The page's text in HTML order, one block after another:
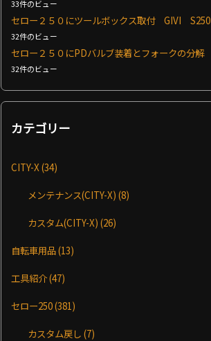
33件のビュー
セロー２５０にツールボックス取付 GIVI S250
32件のビュー
セロー２５０にPDバルブ装着とフォークの分解
32件のビュー
カテゴリー
CITY-X (34)
メンテナンス(CITY-X)(8)
カスタム(CITY-X)(26)
自転車用品(13)
工具紹介(47)
セロー250(381)
カスタム戻し(7)